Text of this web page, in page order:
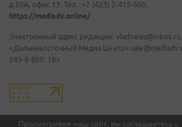
Просматривая наш сайт, вы соглашаетесь с
д.20А, офис 13. Тел.: +7 (423) 2-415-600.
https://mediadv.online/
Электронный адрес редакции:
«Дальневосточный Медиа Центр»
249-8-800. 18+